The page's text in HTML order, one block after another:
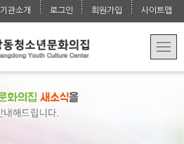
기관소개 로그인 회원가입 사이트맵